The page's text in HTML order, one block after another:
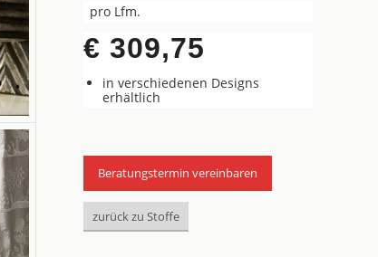
pro Lfm.
€ 309,75
in verschiedenen Designs
erhältlich
Beratungstermin vereinbaren
zurück zu Stoffe